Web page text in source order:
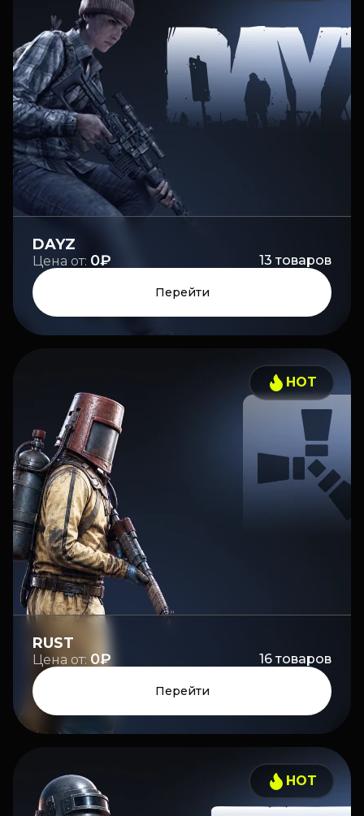
DAYZ
Цена от: 0₽ 13 товаров
Перейти
HOT
RUST
Цена от: 0₽ 16товаров
Перейти
HOT